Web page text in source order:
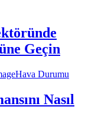
Geçin
Hava Durumu
Nasıl